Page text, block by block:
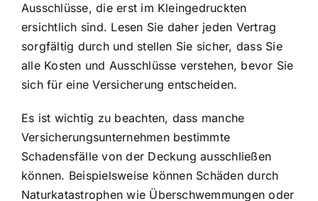
Ausschlüsse, die erst im Kleingedruckten
ersichtlich sind. Lesen Sie daher jeden Vertrag
sorgfältig durch und stellen Sie sicher, dass Sie
alle Kosten und Ausschlüsse verstehen, bevor Sie
sich für eine Versicherung entscheiden.
Es ist wichtig zu beachten, dass manche
Versicherungsunternehmen bestimmte
Schadensfälle von der Deckung ausschließen
können. Beispielsweise können Schäden durch
Naturkatastrophen wie Überschwemmungen oder